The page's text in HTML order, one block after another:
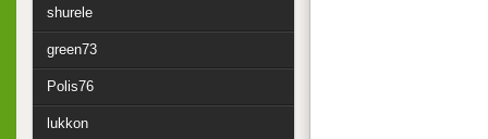
shurele
green73
Polis76
lukkon